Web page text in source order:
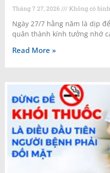
Tháng 7 27, 2026 Không có
Ngày 27/7 hằng năm là dịp
quân thành kính tưởng nhớ
Read More »